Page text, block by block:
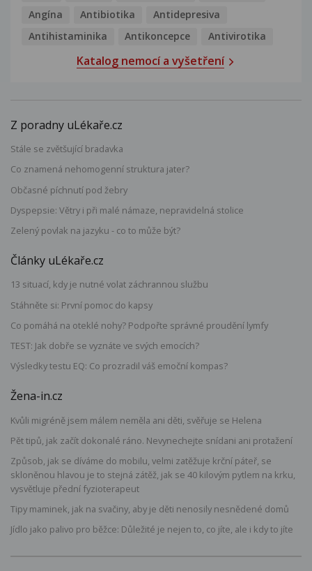
Angína
Antibiotika
Antidepresiva
Antihistaminika
Antikoncepce Antivirotika
Katalog nemocí a vyšetření
Z poradny uLékaře.cz
Stále se zvětšující bradavka
Co znamená nehomogenní struktura jater?
Občasné píchnutí pod žebry
Dyspepsie: Větry i při malé námaze, nepravidelná stolice
Zelený povlak na jazyku - co to může být?
Články uLékaře.cz
13 situací, kdy je nutné volat záchrannou službu
Stáhněte si: První pomoc do kapsy
Co pomáhá na oteklé nohy? Podpořte správné proudění lymfy
TEST: Jak dobře se vyznáte ve svých emocích?
Výsledky testu EQ: Co prozradil váš emoční kompas?
Žena-in.cz
Kvůli migréně jsem málem neměla ani děti, svěřuje se Helena
Pět tipů, jak začít dokonalé ráno. Nevynechejte snídani ani protažení
Způsob, jak se díváme do mobilu, velmi zatěžuje krční páteř, se
skloněnou hlavou je to stejná zátěž, jak se 40 kilovým pytlem na krku,
vysvětluje přední fyzioterapeut
Tipy maminek, jak na svačiny, aby je děti nenosily nesnědené domů
Jídlo jako palivo pro běžce: Důležité je nejen to, co jíte, ale i kdy to jíte